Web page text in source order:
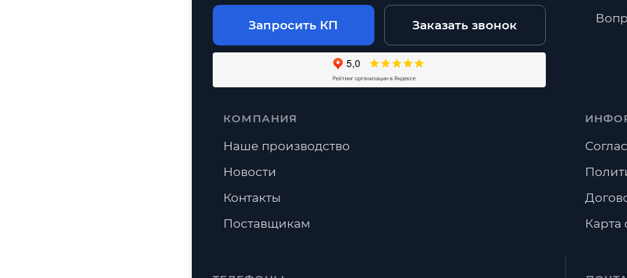
Запросить КП Заказать звонок
КОМПАНИЯ
Наше производство
Новости
Контакты
Поставщикам
Карта